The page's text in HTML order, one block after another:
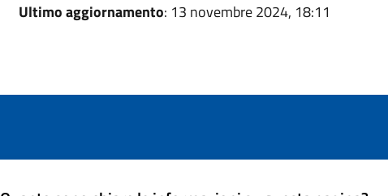
Ultimo aggiornamento: 13 novembre 2024, 18:11